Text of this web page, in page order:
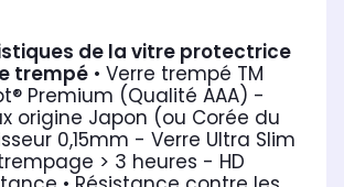
de la vitre protectrice
trempé • Verre trempé TM
Premium (Qualité AAA) -
origine Japon (ou Corée du
0,15mm - Verre Ultra Slim
> 3 heures - HD